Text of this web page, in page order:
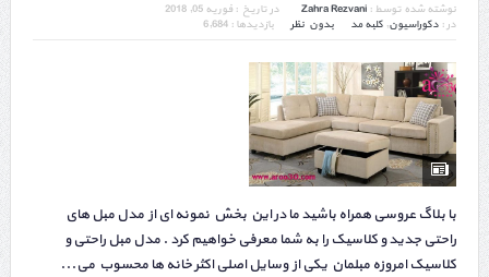
نوشته شده توسط : Zahra Rezvani در تاریخ : فوریه 05, 2018
در : دکوراسیون, کلبه مد بدون نظر بازدیدها : 6,684
با بلاگ عروسی همراه باشید ما در این بخش نمونه ای از مدل مبل های
راحتی جدید و کلاسیک را به شما معرفی خواهیم کرد . مدل مبل راحتی و
کلاسیک امروزه مبلمان یکی از وسایل اصلی اکثر خانه ها محسوب می...